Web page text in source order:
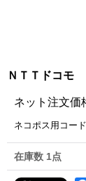
ＮＴＴドコ
ネット注文価
ネコポス用コード
在庫数 1点